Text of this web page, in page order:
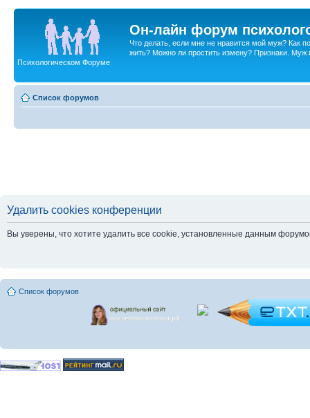
Он-лайн форум
Что делать, если мне не нравится мой муж? Как
жить? Можно ли простить измену? Признаки. Муж
Психологическом Форуме
Список форумов
Удалить cookies конференции
Вы уверены, что хотите удалить все cookie, установленные данным
Список форумов